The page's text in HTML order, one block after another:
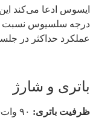
درجه سلسیوس نسبت
عملکرد حداکثر در
باتری و شارژ
ظرفیت باتری: